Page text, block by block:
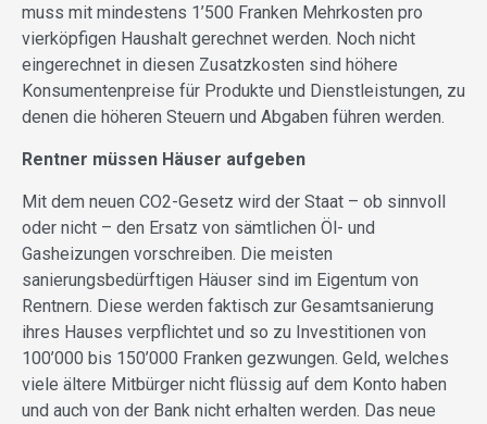
muss mit mindestens 1’500 Franken Mehrkosten pro
vierköpfigen Haushalt gerechnet werden. Noch nicht
eingerechnet in diesen Zusatzkosten sind höhere
Konsumentenpreise für Produkte und Dienstleistungen, zu
denen die höheren Steuern und Abgaben führen werden.
Rentner müssen Häuser aufgeben
Mit dem neuen CO2-Gesetz wird der Staat – ob sinnvoll
oder nicht – den Ersatz von sämtlichen Öl- und
Gasheizungen vorschreiben. Die meisten
sanierungsbedürftigen Häuser sind im Eigentum von
Rentnern. Diese werden faktisch zur Gesamtsanierung
ihres Hauses verpflichtet und so zu Investitionen von
100’000 bis 150’000 Franken gezwungen. Geld, welches
viele ältere Mitbürger nicht flüssig auf dem Konto haben
und auch von der Bank nicht erhalten werden. Das neue